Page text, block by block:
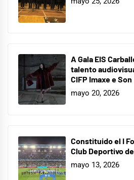
A Gala EIS
talento
CIFP Imaxe e Son
mayo 20, 2026
Constituido el I
Club Deportivo
mayo 13, 2026